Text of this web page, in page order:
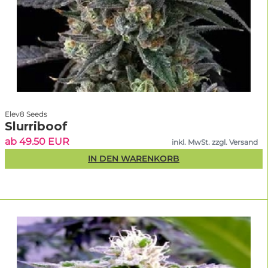
Keimrate. Achte auf stabile Zuchtlinien, transparente Angaben und
Händler mit Erfahrung.Linda Seedsbietet geprüfte Feminisierungen,
zuverlässige Lieferzeiten und diskreten Versand innerhalb Deutschlands
und in viele EU-Länder.
Kundenbewertungen prüfen: authentisches Feedback hilft bei der
Sortenwahl.
Keimrate & Qualität:alle von uns geführten Samen sind zertifiziert
und liefern konstant gute Ergebnisse.
Regelmäßig verfügbare Sorten:
ausverkauft – rechtzeitig sichern!
Seit wann gibt es feminisierte
Die erstenfeminisierten Cannabissamenwurden Ende der 1990er
Jahre in den Niederlanden entwickelt und dann in den 2000er Jahren in
Spanien perfektioniert. Heute sind über 90 % aller im Fachhandel
erhältlichen Hanfsamen feminisiert – und die Technik wird ständig weiter
verfeinert.
Elev8 Seeds
Slurriboof
ab 49.50 EUR inkl. MwSt. zzgl. Versand
IN DEN WARENKORB